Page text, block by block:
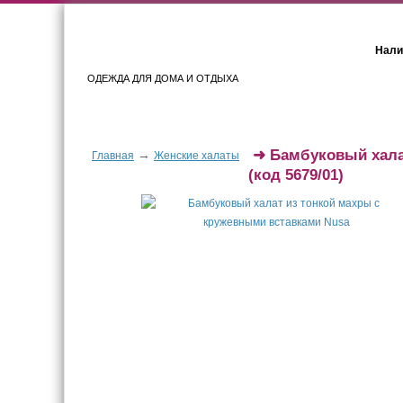
ОДЕЖДА ДЛЯ ДОМА И ОТДЫХА
Главная → Женские халаты ➜ Бамбуковый
(код 5679/01)